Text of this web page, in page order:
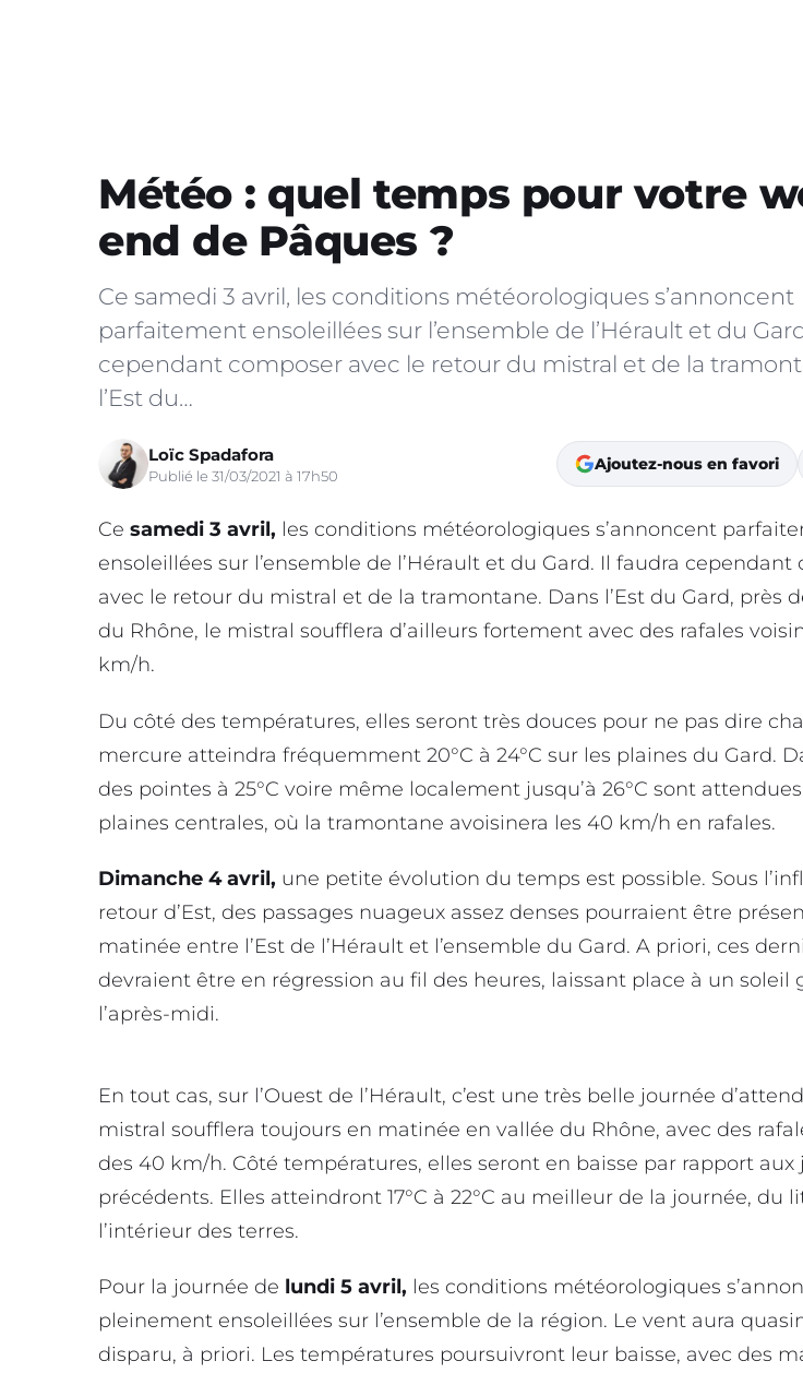
Météo : quel temps pour votre
end de Pâques ?
Ce samedi 3 avril, les conditions météorologiques s’annoncent
parfaitement ensoleillées sur l’ensemble de l’Hérault et du
cependant composer avec le retour du mistral et de la
l’Est du…
Loïc Spadafora
Publié le 31/03/2021 à 17h50
Ajoutez-nous en favori
Ce samedi 3 avril, les conditions météorologiques s’annoncent
ensoleillées sur l’ensemble de l’Hérault et du Gard. Il faudra cependant
avec le retour du mistral et de la tramontane. Dans l’Est du Gard, près
du Rhône, le mistral soufflera d’ailleurs fortement avec des rafales
km/h.
Du côté des températures, elles seront très douces pour ne pas dire
mercure atteindra fréquemment 20°C à 24°C sur les plaines du Gard.
des pointes à 25°C voire même localement jusqu’à 26°C sont
plaines centrales, où la tramontane avoisinera les 40 km/h en rafales.
Dimanche 4 avril, une petite évolution du temps est possible. Sous
retour d’Est, des passages nuageux assez denses pourraient être
matinée entre l’Est de l’Hérault et l’ensemble du Gard. A priori, ces
devraient être en régression au fil des heures, laissant place à un soleil
l’après-midi.
En tout cas, sur l’Ouest de l’Hérault, c’est une très belle journée
mistral soufflera toujours en matinée en vallée du Rhône, avec des
des 40 km/h. Côté températures, elles seront en baisse par rapport aux
précédents. Elles atteindront 17°C à 22°C au meilleur de la journée, du
l’intérieur des terres.
Pour la journée de lundi 5 avril, les conditions météorologiques
pleinement ensoleillées sur l’ensemble de la région. Le vent aura
disparu, à priori. Les températures poursuivront leur baisse, avec des